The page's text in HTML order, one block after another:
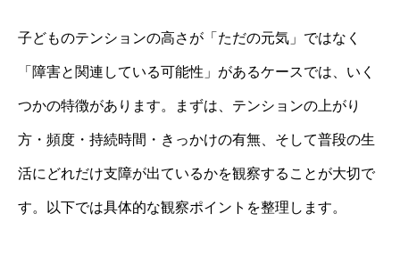
子どものテンションの高さが「ただの元気」ではなく
「障害と関連している可能性」があるケースでは、いく
つかの特徴があります。まずは、テンションの上がり
方・頻度・持続時間・きっかけの有無、そして普段の生
活にどれだけ支障が出ているかを観察することが大切で
す。以下では具体的な観察ポイントを整理します。